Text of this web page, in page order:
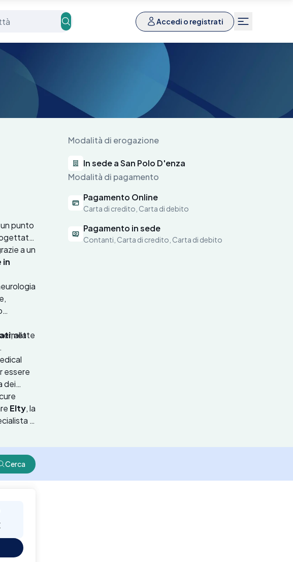
Accedi o registrati
punto
a un
in
, alla
essere
dei
Elty, la
o
Modalità di erogazione
In sede a San Polo D'enza
Modalità di pagamento
Pagamento Online
Carta di credito, Carta di debito
Pagamento in sede
Contanti, Carta di credito, Carta di debito
Cerca